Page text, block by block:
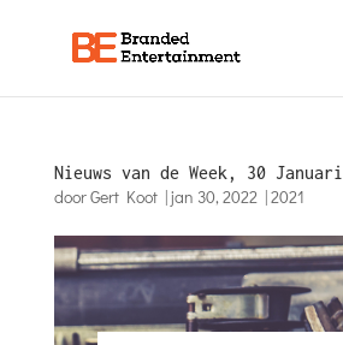
Nieuws van de Week, 30
doorGert Koot|jan 30, 2022|2021